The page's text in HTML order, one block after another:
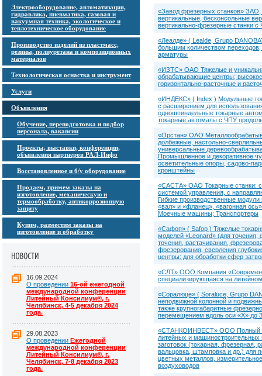
Электрооборудование, автоматизация,
гидравлика, пневматика, газовая и
вакуумная техника, экологическое и
теплотехническое оборудование
Производство изделий из пластмасс,
резины, полиуретана и композиционных
материалов
Технологическая оснастка и инструмент
Услуги
Объявления
Обучение, переподготовка и подбор
персонала, вакансии
Проекты, выставки, конференции,
объявления партнеров РАЛ-Инфо
Восстановленное и б/у оборудование
Продаем, примем заказы на
изготовление, механическую и
термообработку, антикоррозионную
защиту
Купим, разместим заказы на
изготовление и обработку
16.09.2024
О проведении 16-ой ежегодной
международной конференции
Литейный Консилиум®, г.
Челябинск, 4-5 декабря 2024
года.
29.08.2023
О проведении Ежегодной
международной конференции
Литейный Консилиум®, г.
Челябинск, 7-8 декабря 2023
года.
«Завод фрезерных станков»
вертикальные, бесконсольные
вертикально-фрезерные станки
«Леалде» ( Lealde, Grupo
большим количеством переходов;
арматуры
«ИЗТС» ОАО Тяжелые и
обрабатывающие центры;
горизонтально-расточные и
«ИНДЕКС» ( Index ) Модульные
с расширением для
одношпиндельные токарные
токарные автоматы с ЧПУ
«Орстан» ОАО
долбежные, настольно-
универсальные
Промышленное и декоративное
осветительные опоры, садово-
кронштейны
«САСТА» ОАО Токарные станки: с
системой управления, с
Гибкие производственные
«вал» и «фланец», «вагонная
Моечные машины; Транспортеры
«Сафоп» ( Safop ) Тяжелые
моделей «Leonard» (для
точения, растачивания,
фрезерования, сверления
центры: для обработки сфер
«СЛТ» ООО Компания
специализирующаяся на
«Соралюце» ( Soraluce, Grupo
неподвижной колонной и
также крупногабаритные
перемещением вдоль оси «X» до
«СТАНКОИНВЕСТ» ООО Полный
литейных и машиностроительных
заготовок (токарная, фрезерная,
вальцовка, штамповка и др.) для
цветных металлов,
воздуховодов